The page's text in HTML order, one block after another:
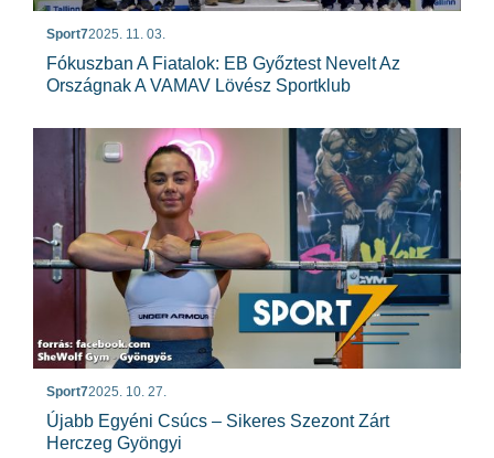
Sport72025. 11. 03.
Fókuszban A Fiatalok: EB Győztest Nevelt Az
Országnak A VAMAV Lövész Sportklub
Sport72025. 10. 27.
Újabb Egyéni Csúcs – Sikeres Szezont Zárt
Herczeg Gyöngyi